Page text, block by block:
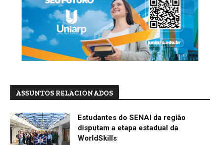
ASSUNTOS RELACIONADOS
Estudantes do SENAI da região
disputam a etapa estadual da
WorldSkills